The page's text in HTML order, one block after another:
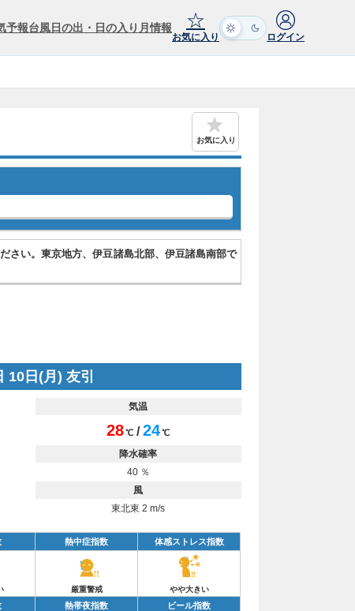
予報台風日の出・日の入り 月情報 ☆
お気に入り ログイン
お気に入り
さい。東京地方、伊豆諸島北部、伊豆諸島南部で
10日(月) 友引
気温
28℃ /24℃
降水確率
40 ％
風
東北東 2 m/s
熱中症指数 体感ストレス指数
厳重警戒 やや大きい
熱帯夜指数 ビール指数